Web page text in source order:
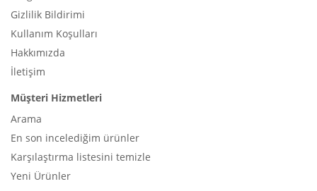
Gizlilik Bildirimi
Kullanım Koşulları
Hakkımızda
İletişim
Müşteri Hizmetleri
Arama
En son incelediğim ürünler
Karşılaştırma listesini temizle
Yeni Ürünler